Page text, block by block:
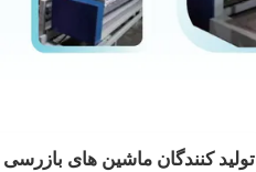
تولید کنندگان ماشین های